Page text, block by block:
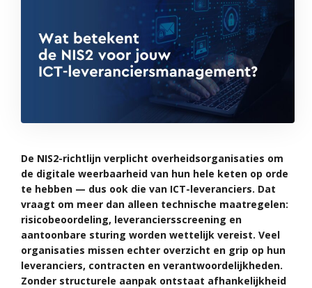
De NIS2-richtlijn verplicht overheidsorganisaties om
de digitale weerbaarheid van hun hele keten op orde
te hebben — dus ook die van ICT-leveranciers. Dat
vraagt om meer dan alleen technische maatregelen:
risicobeoordeling, leveranciersscreening en
aantoonbare sturing worden wettelijk vereist. Veel
organisaties missen echter overzicht en grip op hun
leveranciers, contracten en verantwoordelijkheden.
Zonder structurele aanpak ontstaat afhankelijkheid